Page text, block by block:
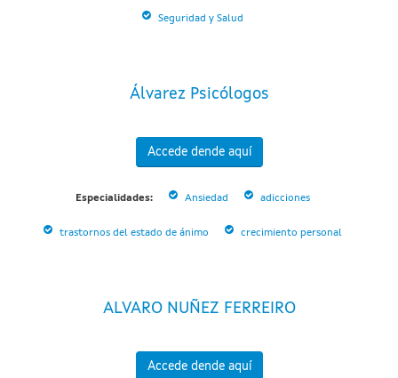
Seguridad y Salud
Álvarez Psicólogos
Accede dende aquí
Especialidades: Ansiedad adicciones
trastornos del estado de ánimo crecimiento personal
ALVARO NUÑEZ FERREIRO
Accede dende aquí